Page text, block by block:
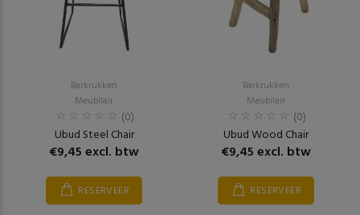
Barkrukken
Meubilair
(0)
Ubud Steel Chair
€9,45 excl. btw
RESERVEER
Barkrukken
Meubilair
(0)
Ubud Wood Chair
€9,45 excl. btw
RESERVEER